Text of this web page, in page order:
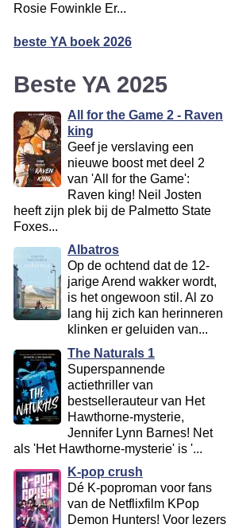
Rosie Fowinkle Er...
beste YA boek 2026
Beste YA 2025
All for the Game 2 - Raven
king
Geef je verslaving een
nieuwe boost met deel 2
van 'All for the Game':
Raven king! Neil Josten
heeft zijn plek bij de Palmetto State
Foxes...
Albatros
Op de ochtend dat de 12-
jarige Arend wakker wordt,
is het ongewoon stil. Al zo
lang hij zich kan herinneren
klinken er geluiden van...
The Naturals 1
Superspannende
actiethriller van
bestsellerauteur van Het
Hawthorne-mysterie,
Jennifer Lynn Barnes! Net
als 'Het Hawthorne-mysterie' is '...
K-pop crush
Dé K-poproman voor fans
van de Netflixfilm KPop
Demon Hunters! Voor lezers